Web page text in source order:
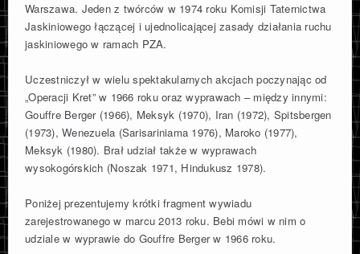
Warszawa. Jeden z twórców w 1974 roku Komisji Taternictwa
Jaskiniowego łączącej i ujednolicającej zasady działania ruchu
jaskiniowego w ramach PZA.
Uczestniczył w wielu spektakularnych akcjach poczynając od
„Operacji Kret” w 1966 roku oraz wyprawach – między innymi:
Gouffre Berger (1966), Meksyk (1970), Iran (1972), Spitsbergen
(1973), Wenezuela (Sarisariniama 1976), Maroko (1977),
Meksyk (1980). Brał udział także w wyprawach
wysokogórskich (Noszak 1971, Hindukusz 1978).
Poniżej prezentujemy krótki fragment wywiadu
zarejestrowanego w marcu 2013 roku. Bebi mówi w nim o
udziale w wyprawie do Gouffre Berger w 1966 roku.